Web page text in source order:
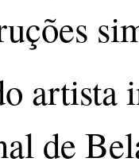
artista
de